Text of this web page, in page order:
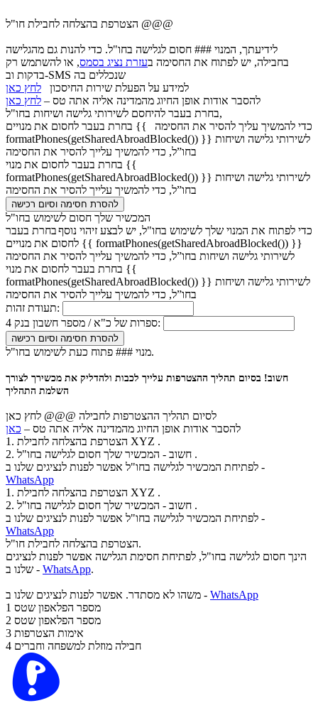
הצטרפת בהצלחה לחבילת חו"ל @@@
לידיעתך, המנוי ### חסום לגלישה בחו"ל. כדי להנות גם מהגלישה
בחבילה, יש לפתוח את החסימה בעזרת נציג בסמס, או להשתמש רק
בדקות וב-SMS שנכללים בה
למידע על הפעלת שירות החיסכון לחץ כאן
להסבר אודות אופן החיוג מהמדינה אליה אתה טס – לחץ כאן
בחרת בעבר להיחסם לשירותי גלישה ושיחות בחו"ל,
כדי להמשיך עליך להסיר את החסימה
בחרת בעבר לחסום את מנויים {{
formatPhones(getSharedAbroadBlocked()) }} לשירותי גלישה ושיחות
בחו”ל, כדי להמשיך עלייך להסיר את החסימה
בחרת בעבר לחסום את מנוי {{
formatPhones(getSharedAbroadBlocked()) }} לשירותי גלישה ושיחות
בחו”ל, כדי להמשיך עלייך להסיר את החסימה
להסרת חסימה וסיום רכישה
המכשיר שלך חסום לשימוש בחו"ל
כדי לפתוח את המנוי שלך לשימוש בחו"ל, יש לבצע זיהוי נוסףבחרת בעבר
לחסום את מנויים {{ formatPhones(getSharedAbroadBlocked()) }}
לשירותי גלישה ושיחות בחו”ל, כדי להמשיך עלייך להסיר את החסימה
בחרת בעבר לחסום את מנוי {{
formatPhones(getSharedAbroadBlocked()) }} לשירותי גלישה ושיחות
בחו”ל, כדי להמשיך עלייך להסיר את החסימה
תעודת זהות:
4 ספרות של כ"א / מספר חשבון בנק:
להסרת חסימה וסיום רכישה
מנוי ### פתוח כעת לשימוש בחו"ל.
חשוב! בסיום תהליך ההצטרפות עלייך לכבות ולהדליק את מכשירך לצורך
השלמת התהליך
לסיום תהליך ההצטרפות לחבילה @@@ לחץ כאן
להסבר אודות אופן החיוג מהמדינה אליה אתה טס – כאן
1. הצטרפת בהצלחה לחבילת XYZ .
2. חשוב - המכשיר שלך חסום לגלישה בחו"ל .
לפתיחת המכשיר לגלישה בחו"ל אפשר לפנות לנציגים שלנו ב -
WhatsApp
1. הצטרפת בהצלחה לחבילת XYZ .
2. חשוב - המכשיר שלך חסום לגלישה בחו"ל .
לפתיחת המכשיר לגלישה בחו"ל אפשר לפנות לנציגים שלנו ב -
WhatsApp
הצטרפת בהצלחה לחבילת חו"ל.
הינך חסום לגלישה בחו"ל, לפתיחת חסימת הגלישה אפשר לפנות לנציגים
שלנו ב - WhatsApp.
משהו לא מסתדר. אפשר לפנות לנציגים שלנו ב - WhatsApp
1 מספר הפלאפון שטס
2 מספר הפלאפון שטס
3 אימות הצטרפות
4 חבילה מוזלת למשפחה וחברים